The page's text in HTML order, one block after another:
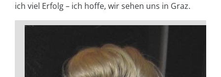
ich viel Erfolg – ich hoffe, wir sehen uns in Graz.